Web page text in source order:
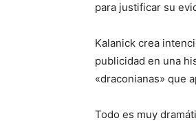
para justificar su
Kalanick crea
publicidad en una
«draconianas» que
Todo es muy